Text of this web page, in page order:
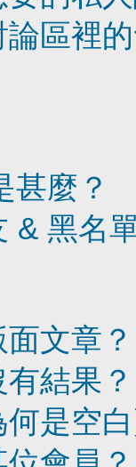
區裡
甚麼？
& 黑名
文章？
結果？
是空